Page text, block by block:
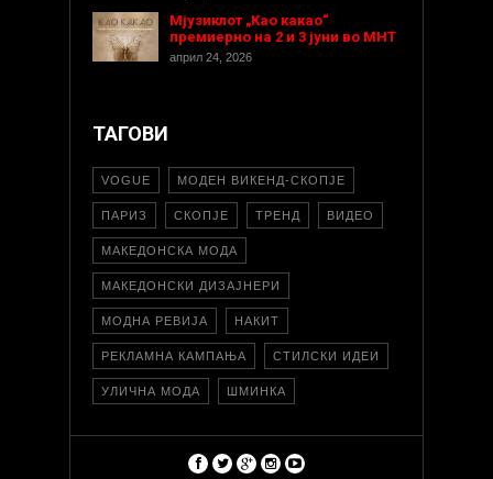
Мјузиклот „Као какао“
премиерно на 2 и 3 јуни во МНТ
април 24, 2026
ТАГОВИ
VOGUE МОДЕН ВИКЕНД-СКОПЈЕ
ПАРИЗ СКОПЈЕ ТРЕНД ВИДЕО
МАКЕДОНСКА МОДА
МАКЕДОНСКИ ДИЗАЈНЕРИ
МОДНА РЕВИЈА НАКИТ
РЕКЛАМНА КАМПАЊА СТИЛСКИ ИДЕИ
УЛИЧНА МОДА ШМИНКА